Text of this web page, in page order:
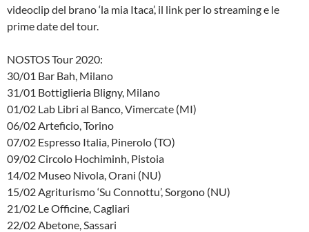
videoclip del brano ‘la mia Itaca’, il link per lo streaming e le
prime date del tour.
NOSTOS Tour 2020:
30/01 Bar Bah, Milano
31/01 Bottiglieria Bligny, Milano
01/02 Lab Libri al Banco, Vimercate (MI)
06/02 Arteficio, Torino
07/02 Espresso Italia, Pinerolo (TO)
09/02 Circolo Hochiminh, Pistoia
14/02 Museo Nivola, Orani (NU)
15/02 Agriturismo ‘Su Connottu’, Sorgono (NU)
21/02 Le Officine, Cagliari
22/02 Abetone, Sassari